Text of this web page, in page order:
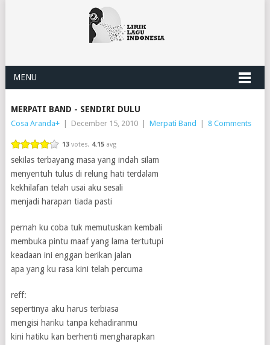
MENU
MERPATI BAND - SENDIRI DULU
Cosa Aranda+ December 15, 2010 Merpati Band 8 Comments
13votes, 4.15avg
sekilas terbayang masa yang indah silam
menyentuh tulus di relung hati terdalam
kekhilafan telah usai aku sesali
menjadi harapan tiada pasti
pernah ku coba tuk memutuskan kembali
membuka pintu maaf yang lama tertutupi
keadaan ini enggan berikan jalan
apa yang ku rasa kini telah percuma
reff:
sepertinya aku harus terbiasa
mengisi hariku tanpa kehadiranmu
kini hatiku kan berhenti mengharapkan